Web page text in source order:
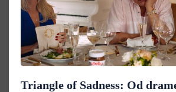
Triangle of Sadness: Od